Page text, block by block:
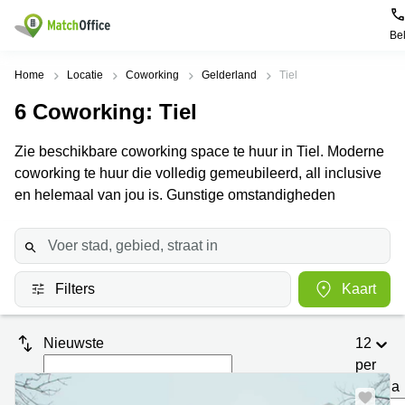
Bel
Huren / Verhuren
Productpagina's
Kantoorruimten
Business
Centers
Coworking
Spaces
Vergaderruimten
Virtueel
Kantoor
Bedrijfsruimte
Populaire
Alkmaar
Amsterdam
Amsterdam
Westpoort
Bergen
op
Breda
Populaire
Kantoorruimte
in Breda
huren
Bergen
op
Zoom
Kantoor
Tiel
Kantoor
huren
Help
Over ons
Huurprijs
Log in
Home Locatie Coworking Gelderland Tiel
6 Coworking: Tiel
Zie beschikbare coworking space te huur in Tiel. Moderne
coworking te huur die volledig gemeubileerd, all inclusive
en helemaal van jou is. Gunstige omstandigheden
Filters Kaart
Nieuwste
12
per
pagina